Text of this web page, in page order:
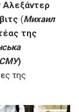
Αλεξάντερ
(Михаил
της
)
της